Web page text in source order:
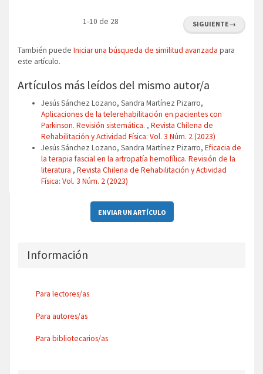
1-10 de 28 SIGUIENTE→
También puede Iniciar una búsqueda de similitud avanzada para
este artículo.
Artículos más leídos del mismo autor/a
Jesús Sánchez Lozano, Sandra Martínez Pizarro,
Aplicaciones de la telerehabilitación en pacientes con
Parkinson. Revisión sistemática. , Revista Chilena de
Rehabilitación y Actividad Física: Vol. 3 Núm. 2 (2023)
Jesús Sánchez Lozano, Sandra Martínez Pizarro, Eficacia de
la terapia fascial en la artropatía hemofílica. Revisión de la
literatura , Revista Chilena de Rehabilitación y Actividad
Física: Vol. 3 Núm. 2 (2023)
ENVIAR UN ARTÍCULO
Información
Para lectores/as
Para autores/as
Para bibliotecarios/as